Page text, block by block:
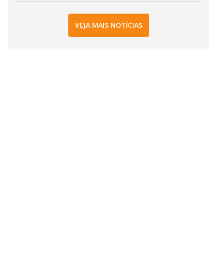
VEJA MAIS NOTÍCIAS